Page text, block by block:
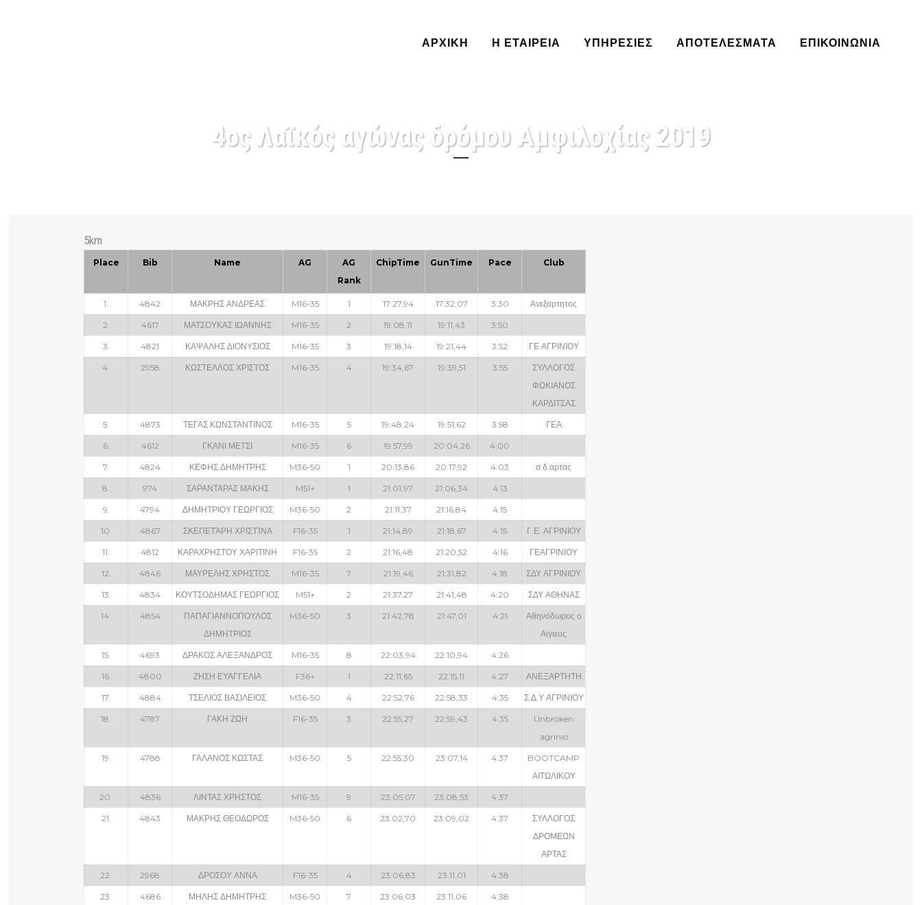
ΑΡΧΙΚΗ Η ΕΤΑΙΡΕΙΑ ΥΠΗΡΕΣΊΕΣ ΑΠΟΤΕΛΈΣΜΑΤΑ ΕΠΙΚΟΙΝΩΝΙΑ
4ος Λαϊκός αγώνας δρόμου Αμφιλοχίας 2019
5km
Place Bib Name AG
AG
Rank
ChipTime GunTime Pace Club
1. 4842 ΜΑΚΡΗΣ ΑΝΔΡΕΑΣ M16-35 1 17:27,94 17:32,07 3:30 Ανεξαρτητος
2. 4617 ΜΑΤΣΟΥΚΑΣ ΙΩΑΝΝΗΣ M16-35 2 19:08,11 19:11,43 3:50
3. 4821 ΚΑΨΑΛΗΣ ΔΙΟΝΥΣΙΟΣ M16-35 3 19:18,14 19:21,44 3:52 ΓΕ ΑΓΡΙΝΙΟΥ
4. 2958 ΚΩΣΤΕΛΛΟΣ ΧΡΙΣΤΟΣ M16-35 4 19:34,67 19:39,51 3:55
ΣΥΛΛΟΓΟΣ
ΦΩΚΙΑΝΟΣ
ΚΑΡΔΙΤΣΑΣ
5. 4873 ΤΕΓΑΣ ΚΩΝΣΤΑΝΤΙΝΟΣ M16-35 5 19:48,24 19:51,62 3:58 ΓΕΑ
6. 4612 ΓΚΑΝΙ ΜΕΤΣΙ M16-35 6 19:57,99 20:04,26 4:00
7. 4824 ΚΕΦΗΣ ΔΗΜΗΤΡΗΣ M36-50 1 20:13,86 20:17,92 4:03 σ.δ.αρτας
8. 974 ΣΑΡΑΝΤΑΡΑΣ ΜΑΚΗΣ M51+ 1 21:01,97 21:06,34 4:13
9. 4794 ΔΗΜΗΤΡΙΟΥ ΓΕΩΡΓΙΟΣ M36-50 2 21:11,37 21:16,84 4:15
10. 4867 ΣΚΕΠΕΤΆΡΗ ΧΡΙΣΤΊΝΑ F16-35 1 21:14,89 21:18,67 4:15 Γ.Ε. ΑΓΡΙΝΙΟΥ
11. 4812 ΚΑΡΑΧΡΗΣΤΟΥ ΧΑΡΙΤΙΝΗ F16-35 2 21:16,48 21:20,52 4:16 ΓΕΑΓΡΙΝΙΟΥ
12. 4846 ΜΑΥΡΕΛΗΣ ΧΡΗΣΤΟΣ M16-35 7 21:19,46 21:31,82 4:18 ΣΔΥ ΑΓΡΙΝΙΟΥ
13. 4834 ΚΟΥΤΣΟΔΗΜΑΣ ΓΕΩΡΓΙΟΣ M51+ 2 21:37,27 21:41,48 4:20 ΣΔΥ ΑΘΗΝΑΣ
14. 4854
ΠΑΠΑΓΙΑΝΝΟΠΟΥΛΟΣ
ΔΗΜΗΤΡΙΟΣ
M36-50 3 21:42,78 21:47,01 4:21
Αθηνόδωρος ο
Αιγιευς
15. 4693 ΔΡΑΚΟΣ ΑΛΕΞΑΝΔΡΟΣ M16-35 8 22:03,94 22:10,94 4:26
16. 4800 ΖΗΣΗ ΕΥΑΓΓΕΛΙΑ F36+ 1 22:11,65 22:15,11 4:27 ΑΝΕΞΑΡΤΗΤΗ
17. 4884 ΤΣΕΛΙΟΣ ΒΑΣΙΛΕΙΟΣ M36-50 4 22:52,76 22:58,33 4:35 Σ.Δ.Υ ΑΓΡΙΝΙΟΥ
18. 4787 ΓΑΚΗ ΖΩΗ F16-35 3 22:55,27 22:59,43 4:35
Unbroken
agrinio
19. 4788 ΓΑΛΑΝΟΣ ΚΩΣΤΑΣ M36-50 5 22:55,30 23:07,14 4:37
BOOTCAMP
ΑΙΤΩΛΙΚΟΥ
20. 4836 ΛΙΝΤΑΣ ΧΡΗΣΤΟΣ M16-35 9 23:05,07 23:08,53 4:37
21. 4843 ΜΑΚΡΗΣ ΘΕΟΔΩΡΟΣ M36-50 6 23:02,70 23:09,02 4:37
ΣΥΛΛΟΓΟΣ
ΔΡΟΜΕΩΝ
ΑΡΤΑΣ
22. 2968 ΔΡΟΣΟΥ ΑΝΝΑ F16-35 4 23:06,83 23:11,01 4:38
23. 4686 ΜΗΛΗΣ ΔΗΜΗΤΡΗΣ M36-50 7 23:06,03 23:11,06 4:38